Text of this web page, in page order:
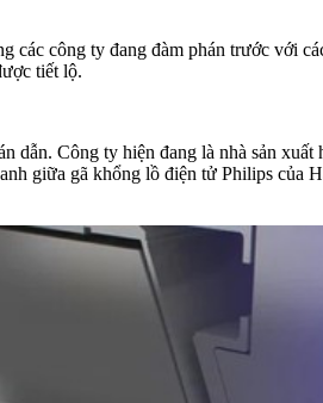
công ty đang đàm phán trước với
tiết lộ.
Công ty hiện đang là nhà sản
giữa gã khổng lồ điện tử Philips của